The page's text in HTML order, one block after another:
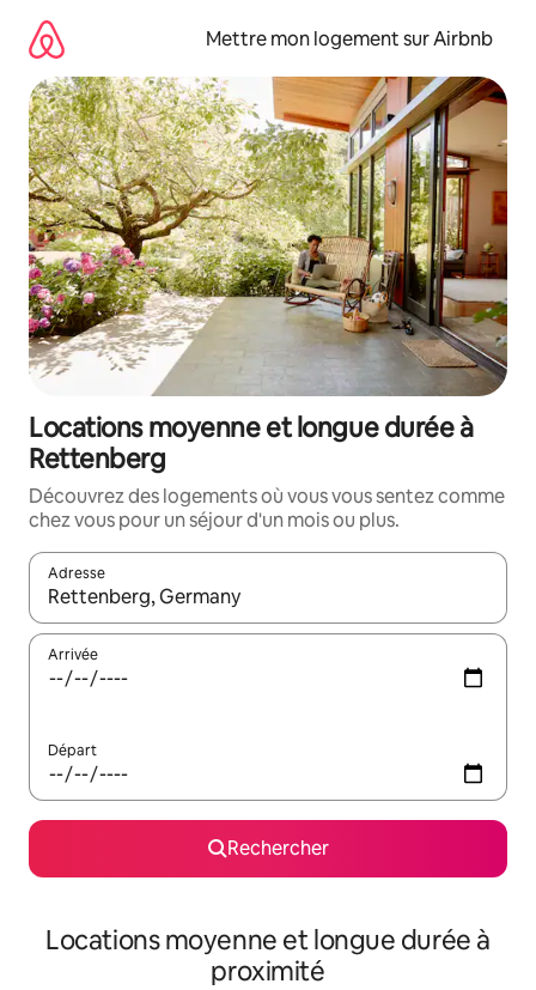
directement
contenu
Mettre mon logement sur Airbnb
Locations moyenne et longue durée à
Rettenberg
Découvrez des logements où vous vous sentez comme
chez vous pour un séjour d'un mois ou plus.
Adresse
Lorsque les résultats s'affichent, utilisez les flèches vers le
Arrivée
Départ
Rechercher
Locations moyenne et longue durée à
proximité